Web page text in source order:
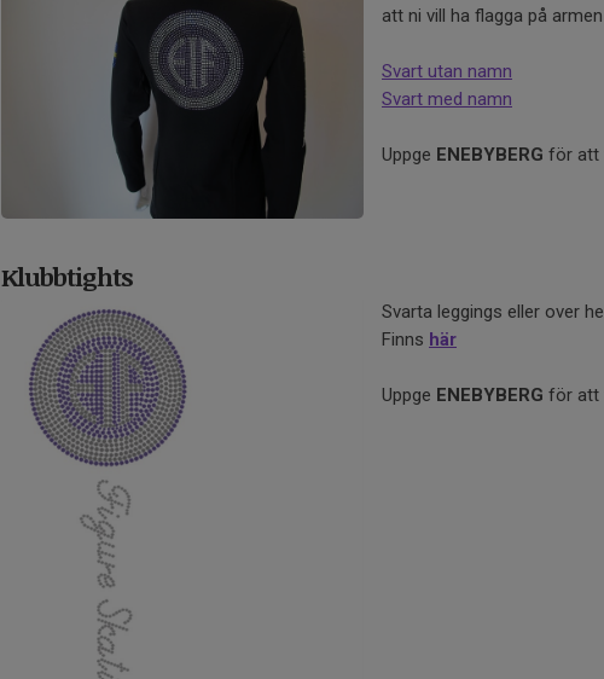
att ni vill ha flagga på
Svart utan namn
Svart med namn
Uppge ENEBYBERG för att
Klubbtights
Svarta leggings eller over
Finns här
Uppge ENEBYBERG för att